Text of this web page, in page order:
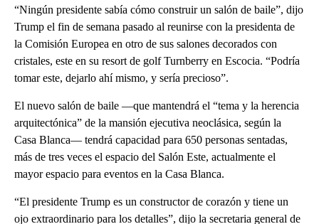
“Ningún presidente sabía cómo construir un salón de baile”, dijo
Trump el fin de semana pasado al reunirse con la presidenta de
la Comisión Europea en otro de sus salones decorados con
cristales, este en su resort de golf Turnberry en Escocia. “Podría
tomar este, dejarlo ahí mismo, y sería precioso”.
El nuevo salón de baile —que mantendrá el “tema y la herencia
arquitectónica” de la mansión ejecutiva neoclásica, según la
Casa Blanca— tendrá capacidad para 650 personas sentadas,
más de tres veces el espacio del Salón Este, actualmente el
mayor espacio para eventos en la Casa Blanca.
“El presidente Trump es un constructor de corazón y tiene un
ojo extraordinario para los detalles”, dijo la secretaria general de